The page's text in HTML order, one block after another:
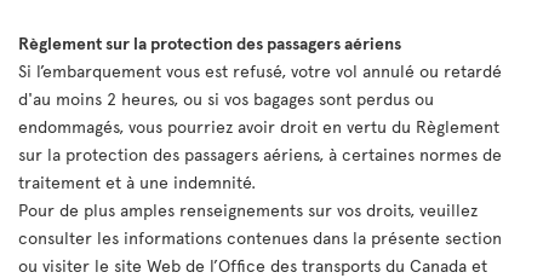
Règlement sur la protection des passagers aériens
Si l’embarquement vous est refusé, votre vol annulé ou retardé
d'au moins 2 heures, ou si vos bagages sont perdus ou
endommagés, vous pourriez avoir droit en vertu du Règlement
sur la protection des passagers aériens, à certaines normes de
traitement et à une indemnité.
Pour de plus amples renseignements sur vos droits, veuillez
consulter les informations contenues dans la présente section
ou visiter le site Web de l’Office des transports du Canada et